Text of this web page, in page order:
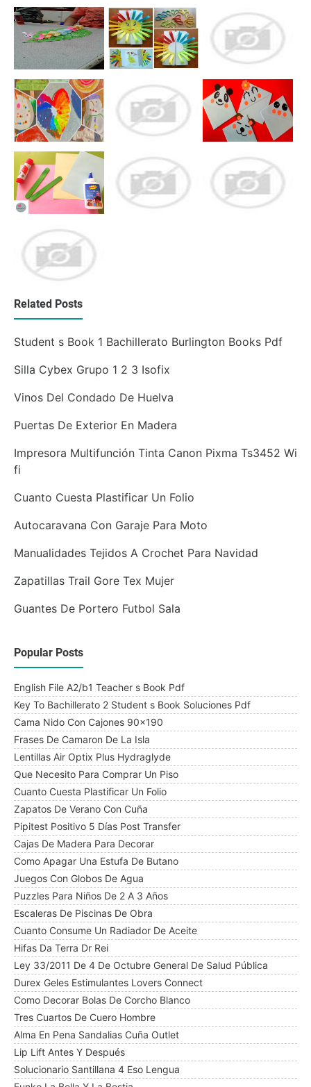
Related Posts
Student s Book 1 Bachillerato Burlington Books Pdf
Silla Cybex Grupo 1 2 3 Isofix
Vinos Del Condado De Huelva
Puertas De Exterior En Madera
Impresora Multifunción Tinta Canon Pixma Ts3452 Wi
fi
Cuanto Cuesta Plastificar Un Folio
Autocaravana Con Garaje Para Moto
Manualidades Tejidos A Crochet Para Navidad
Zapatillas Trail Gore Tex Mujer
Guantes De Portero Futbol Sala
Popular Posts
English File A2/b1 Teacher s Book Pdf
Key To Bachillerato 2 Student s Book Soluciones Pdf
Cama Nido Con Cajones 90x190
Frases De Camaron De La Isla
Lentillas Air Optix Plus Hydraglyde
Que Necesito Para Comprar Un Piso
Cuanto Cuesta Plastificar Un Folio
Zapatos De Verano Con Cuña
Pipitest Positivo 5 Días Post Transfer
Cajas De Madera Para Decorar
Como Apagar Una Estufa De Butano
Juegos Con Globos De Agua
Puzzles Para Niños De 2 A 3 Años
Escaleras De Piscinas De Obra
Cuanto Consume Un Radiador De Aceite
Hifas Da Terra Dr Rei
Ley 33/2011 De 4 De Octubre General De Salud Pública
Durex Geles Estimulantes Lovers Connect
Como Decorar Bolas De Corcho Blanco
Tres Cuartos De Cuero Hombre
Alma En Pena Sandalias Cuña Outlet
Lip Lift Antes Y Después
Solucionario Santillana 4 Eso Lengua